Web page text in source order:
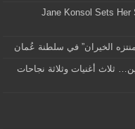
Jane Konsol Sets Her
الخيران” في سلطنة عُمان
في شهرين… ثلاث أغنيات وثلاثة نجاحات